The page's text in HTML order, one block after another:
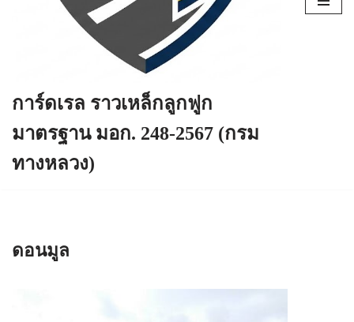
การ์ดเรล ราวเหล็กลูกฟูก
มาตรฐาน มอก. 248-2567 (กรม
ทางหลวง)
ดอนมูล